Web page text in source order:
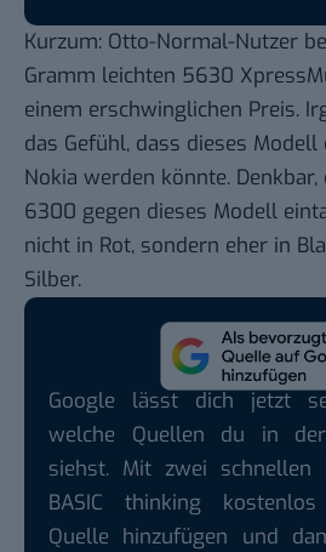
Kurzum: Otto-Normal-Nutzer
Gramm leichten 5630
einem erschwinglichen Preis.
das Gefühl, dass dieses
Nokia werden könnte.
6300 gegen dieses Modell
nicht in Rot, sondern eher in
Silber.
Google lässt dich jetzt
welche Quellen du in
siehst. Mit zwei schnellen
BASIC thinking
Quelle hinzufügen und